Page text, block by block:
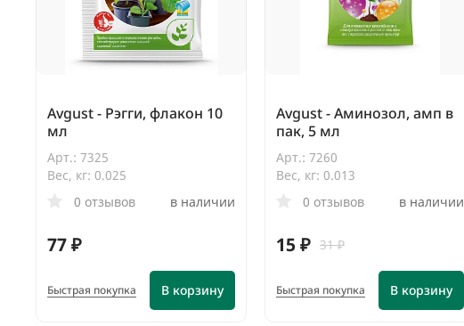
Avgust - Рэгги, флакон 10
мл
Арт.: 7325
Вес, кг: 0.025
0 отзывов
в наличии
77 ₽
В корзину
Быстрая покупка
Avgust - Аминозол, амп в
пак, 5 мл
Арт.: 7260
Вес, кг: 0.013
0 отзывов
в наличии
15 ₽ 31 ₽
В корзину
Быстрая покупка